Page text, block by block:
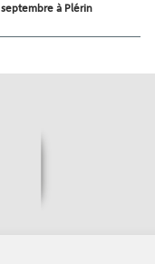
septembre à Plérin